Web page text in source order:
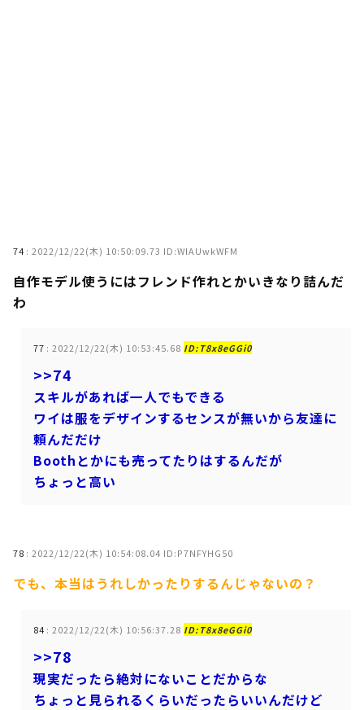
74 : 2022/12/22(木) 10:50:09.73 ID:WIAUwkWFM
自作モデル使うにはフレンド作れとかいきなり詰んだ
わ
77 : 2022/12/22(木) 10:53:45.68 ID:T8x8eGGi0
>>74
スキルがあれば一人でもできる
ワイは服をデザインするセンスが無いから友達に
頼んだだけ
Boothとかにも売ってたりはするんだが
ちょっと高い
78 : 2022/12/22(木) 10:54:08.04 ID:P7NFYHG50
でも、本当はうれしかったりするんじゃないの？
84 : 2022/12/22(木) 10:56:37.28 ID:T8x8eGGi0
>>78
現実だったら絶対にないことだからな
ちょっと見られるくらいだったらいいんだけど